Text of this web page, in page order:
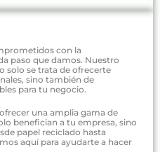
con la
paso que damos. Nuestro
solo se trata de ofrecerte
sino también de
para tu negocio.
una amplia gama de
benefician a tu empresa, sino
papel reciclado hasta
aquí para ayudarte a hacer